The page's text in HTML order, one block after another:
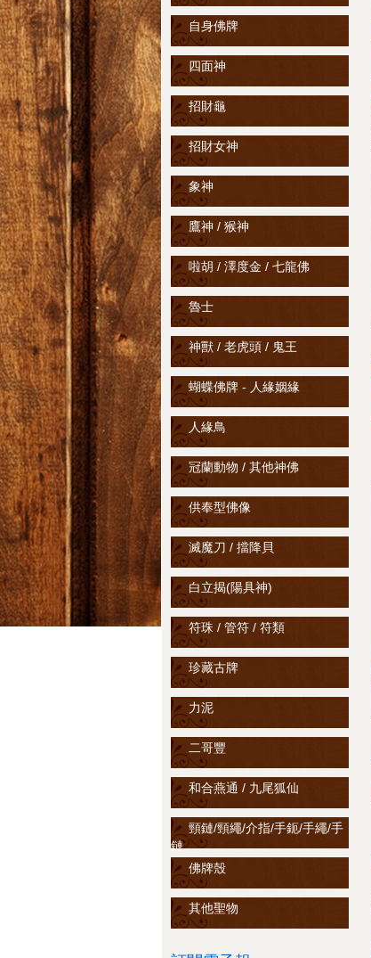
自身佛牌
四面神
招財龜
招財女神
象神
鷹神 / 猴神
啦胡 / 澤度金 / 七龍佛
魯士
神獸 / 老虎頭 / 鬼王
蝴蝶佛牌 - 人緣姻緣
人緣鳥
冠蘭動物 / 其他神佛
供奉型佛像
滅魔刀 / 擋降貝
白立揭(陽具神)
符珠 / 管符 / 符類
珍藏古牌
力泥
二哥豐
和合燕通 / 九尾狐仙
頸鏈/頸繩/介指/手鈪/手繩/手
鏈
佛牌殼
其他聖物